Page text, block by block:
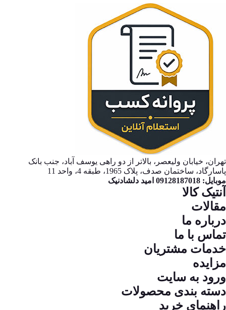
تهران، خیابان ولیعصر، بالاتر از دو راهی یوسف آباد، جنب بانک
پاسارگاد، ساختمان صدف، پلاک 1965، طبقه 4، واحد 11
موبایل: 09128187018 امید دلشادنیک
آنتیک کالا
مقالات
درباره ما
تماس با ما
خدمات مشتریان
مزایده
ورود به سایت
دسته بندی محصولات
راهنمای خرید